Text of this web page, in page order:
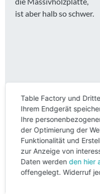
ist aber halb so schwer.
Table Factory und
Ihrem Endgerät
Ihre
der Optimierung der
Funktionalität und
zur Anzeige von
Daten werdenden hier
offengelegt. Widerruf